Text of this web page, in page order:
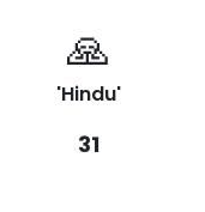
🙏
'Hindu'
31